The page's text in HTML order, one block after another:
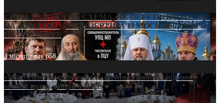
СВЯТІ УХИЛЯНТИ: СХЕМА, ЯК ПЕРЕТВОРИТИ ПЦУ
НА «ОФШОР» ДЛЯ ДЕЗЕРТИРА ІЗ МОСКОВСЬКОГО
ПАТРІАРХАТУ
3 місяці тому658
«Кейс Тихона» у Тернополі: як Молитовний сніданок
оголив кризу довіри в ПЦУ